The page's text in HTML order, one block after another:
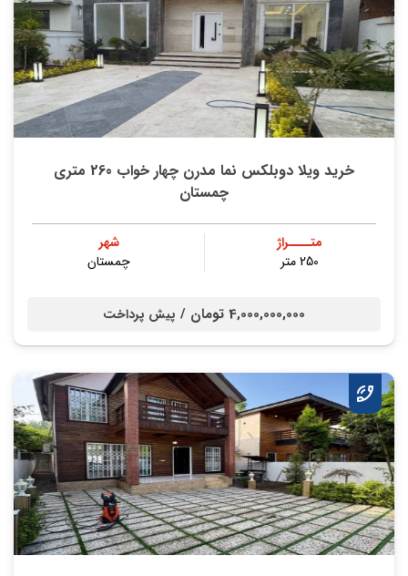
خرید ویلا دوبلکس نما مدرن چهار خواب 260 متری
چمستان
متــــراژ
250 متر
شهر
چمستان
4,000,000,000 تومان / پیش پرداخت